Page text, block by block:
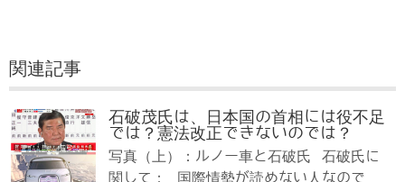
関連記事
石破茂氏は、日本国の首相には役不足
では？憲法改正できないのでは？
写真（上）：ルノー車と石破氏 石破氏に
関して： 国際情勢が読めない人なので